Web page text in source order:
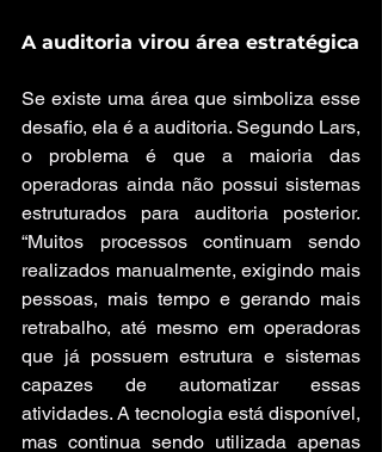
A auditoria virou área estratégica
Se existe uma área que simboliza esse
desafio, ela é a auditoria. Segundo Lars,
o problema é que a maioria das
operadoras ainda não possui sistemas
estruturados para auditoria posterior.
“Muitos processos continuam sendo
realizados manualmente, exigindo mais
pessoas, mais tempo e gerando mais
retrabalho, até mesmo em operadoras
que já possuem estrutura e sistemas
capazes de automatizar essas
atividades. A tecnologia está disponível,
mas continua sendo utilizada apenas